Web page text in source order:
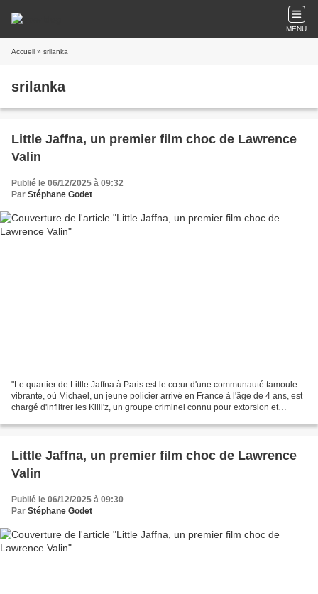
MENU
Accueil » srilanka
srilanka
Little Jaffna, un premier film choc de Lawrence
Valin
Publié le 06/12/2025 à 09:32
Par Stéphane Godet
"Le quartier de Little Jaffna à Paris est le cœur d'une communauté tamoule
vibrante, où Michael, un jeune policier arrivé en France à l'âge de 4 ans, est
chargé d'infiltrer les Killi'z, un groupe criminel connu pour extorsion et
Little Jaffna, un premier film choc de Lawrence
Valin
Publié le 06/12/2025 à 09:30
Par Stéphane Godet